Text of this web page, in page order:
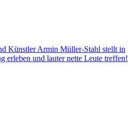
Künstler Armin Müller-Stahl stellt in
erleben und lauter nette Leute treffen!